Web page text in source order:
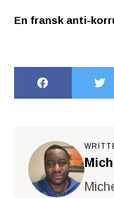
En fransk anti-